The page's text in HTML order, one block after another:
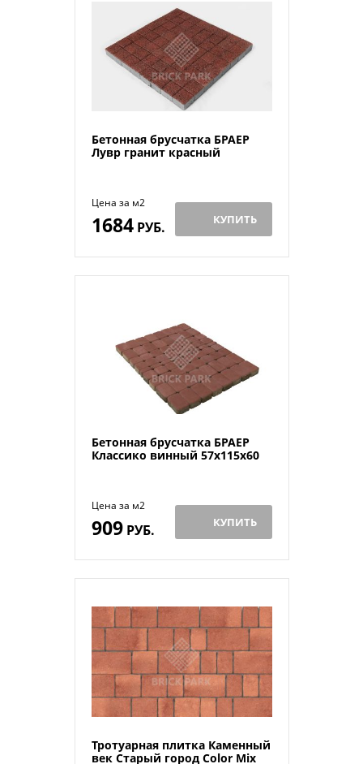
Бетонная брусчатка БРАЕР
Лувр гранит красный
Цена за м2
1684РУБ. КУПИТЬ
Бетонная брусчатка БРАЕР
Классико винный 57x115x60
Цена за м2
909РУБ. КУПИТЬ
Тротуарная плитка Каменный
век Старый город Color Mix